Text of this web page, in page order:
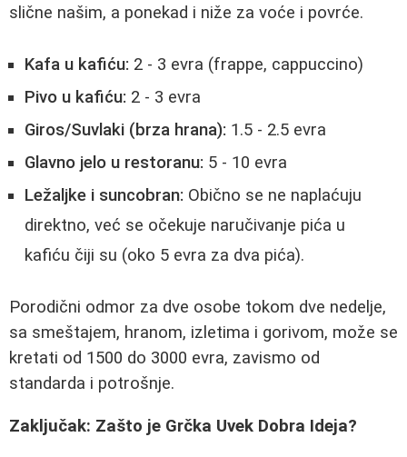
slične našim, a ponekad i niže za voće i povrće.
Kafa u kafiću: 2 - 3 evra (frappe, cappuccino)
Pivo u kafiću: 2 - 3 evra
Giros/Suvlaki (brza hrana): 1.5 - 2.5 evra
Glavno jelo u restoranu: 5 - 10 evra
Ležaljke i suncobran: Obično se ne naplaćuju
direktno, već se očekuje naručivanje pića u
kafiću čiji su (oko 5 evra za dva pića).
Porodični odmor za dve osobe tokom dve nedelje,
sa smeštajem, hranom, izletima i gorivom, može se
kretati od 1500 do 3000 evra, zavismo od
standarda i potrošnje.
Zaključak: Zašto je Grčka Uvek Dobra Ideja?